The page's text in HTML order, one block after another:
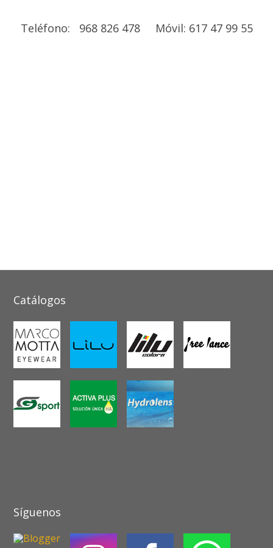
Teléfono: 968 826 478 Móvil: 617 47 99 55
Catálogos
Síguenos